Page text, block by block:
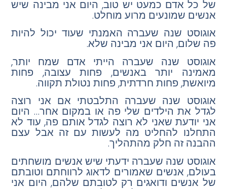
של כל אדם כמעט יש טוב, היום אני מבינה שיש
אנשים שמונעים מרוע מוחלט.
אוגוסט שנה שעברה האמנתי שעוד יכול להיות
פה שלום, היום אני מבינה שלא.
אוגוסט שנה שעברה הייתי אדם שמח יותר,
מאמינה יותר באנשים, פחות עצובה, פחות
מיואשת, פחות חרדתית, פחות נטולת תקווה.
אוגוסט שנה שעברה התלבטתי אם אני רוצה
לגדל את הילדים שלי פה או במקום אחר… היום
אני יודעת שאני לא רוצה לגדל אותם פה, עוד לא
התחלנו להחליט מה לעשות עם זה אבל עצם
ההבנה זה חלק מהתהליך.
אוגוסט שנה שעברה ידעתי שיש אנשים מושחתים
בעולם, אנשים שאמורים לדאוג לרווחתם וטובתם
של אנשים ודואגים רק לטובתם שלהם, היום אני